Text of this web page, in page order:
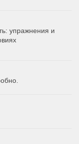
упражнения и